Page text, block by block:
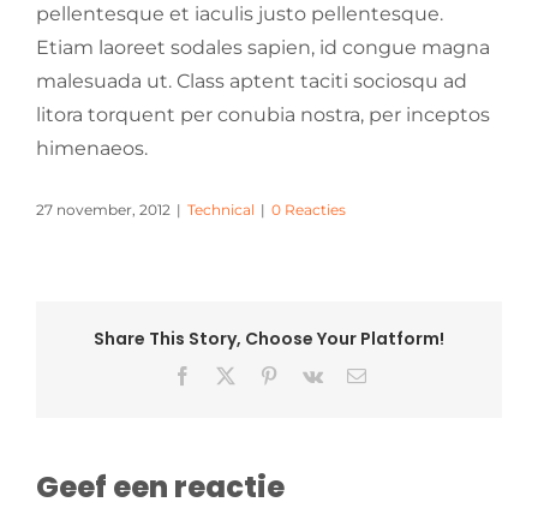
pellentesque et iaculis justo pellentesque.
Etiam laoreet sodales sapien, id congue magna
malesuada ut. Class aptent taciti sociosqu ad
litora torquent per conubia nostra, per inceptos
himenaeos.
27 november, 2012 | Technical | 0 Reacties
Share This Story, Choose Your Platform!
Facebook Pinterest
Vk
E-
Geef een reactie